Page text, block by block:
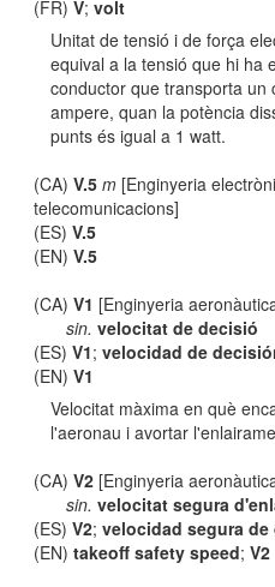
(FR)V;volt
Unitat de tensió i de força
equival a la tensió que hi ha
conductor que transporta un
ampere, quan la potència
punts és igual a 1 watt.
(CA)V.5 m [Enginyeria
telecomunicacions]
(ES)V.5
(EN)V.5
(CA)V1 [Enginyeria
sin. velocitat de decisió
(ES)V1;velocidad de
(EN)V1
Velocitat màxima en què
l'aeronau i avortar
(CA)V2 [Enginyeria
sin. velocitat segura
(ES)V2;velocidad segura de
(EN)takeoff safety speed;V2